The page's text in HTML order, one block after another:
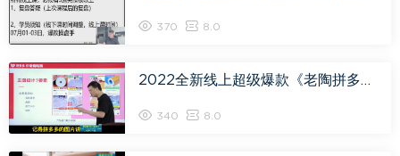
370 8.0
2022全新线上超级爆款《老陶拼多多运营系列课程》，网盘下载(14.91G)
340 8.0